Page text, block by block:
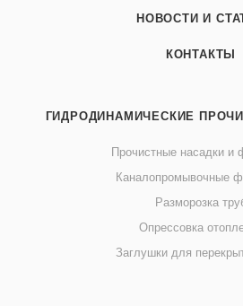
НОВОСТИ И
КОНТАКТЫ
ГИДРОДИНАМИЧЕСКИЕ
Прочистные насадки и
Каналопромывочные
Разморозка
Опрессовка
Заглушки для